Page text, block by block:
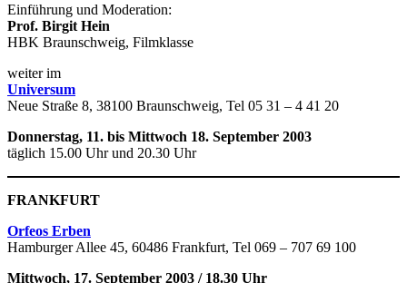
Einführung und Moderation:
Prof. Birgit Hein
HBK Braunschweig, Filmklasse
weiter im
Universum
Neue Straße 8, 38100 Braunschweig, Tel 05 31 – 4 41 20
Donnerstag, 11. bis Mittwoch 18. September 2003
täglich 15.00 Uhr und 20.30 Uhr
FRANKFURT
Orfeos Erben
Hamburger Allee 45, 60486 Frankfurt, Tel 069 – 707 69 100
Mittwoch, 17. September 2003 / 18.30 Uhr